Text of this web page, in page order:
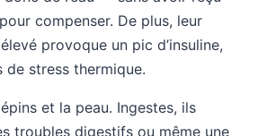
compenser. De plus, leur
provoque un pic d’insuline,
de stress thermique.
et la peau. Ingestes, ils
troubles digestifs ou même une